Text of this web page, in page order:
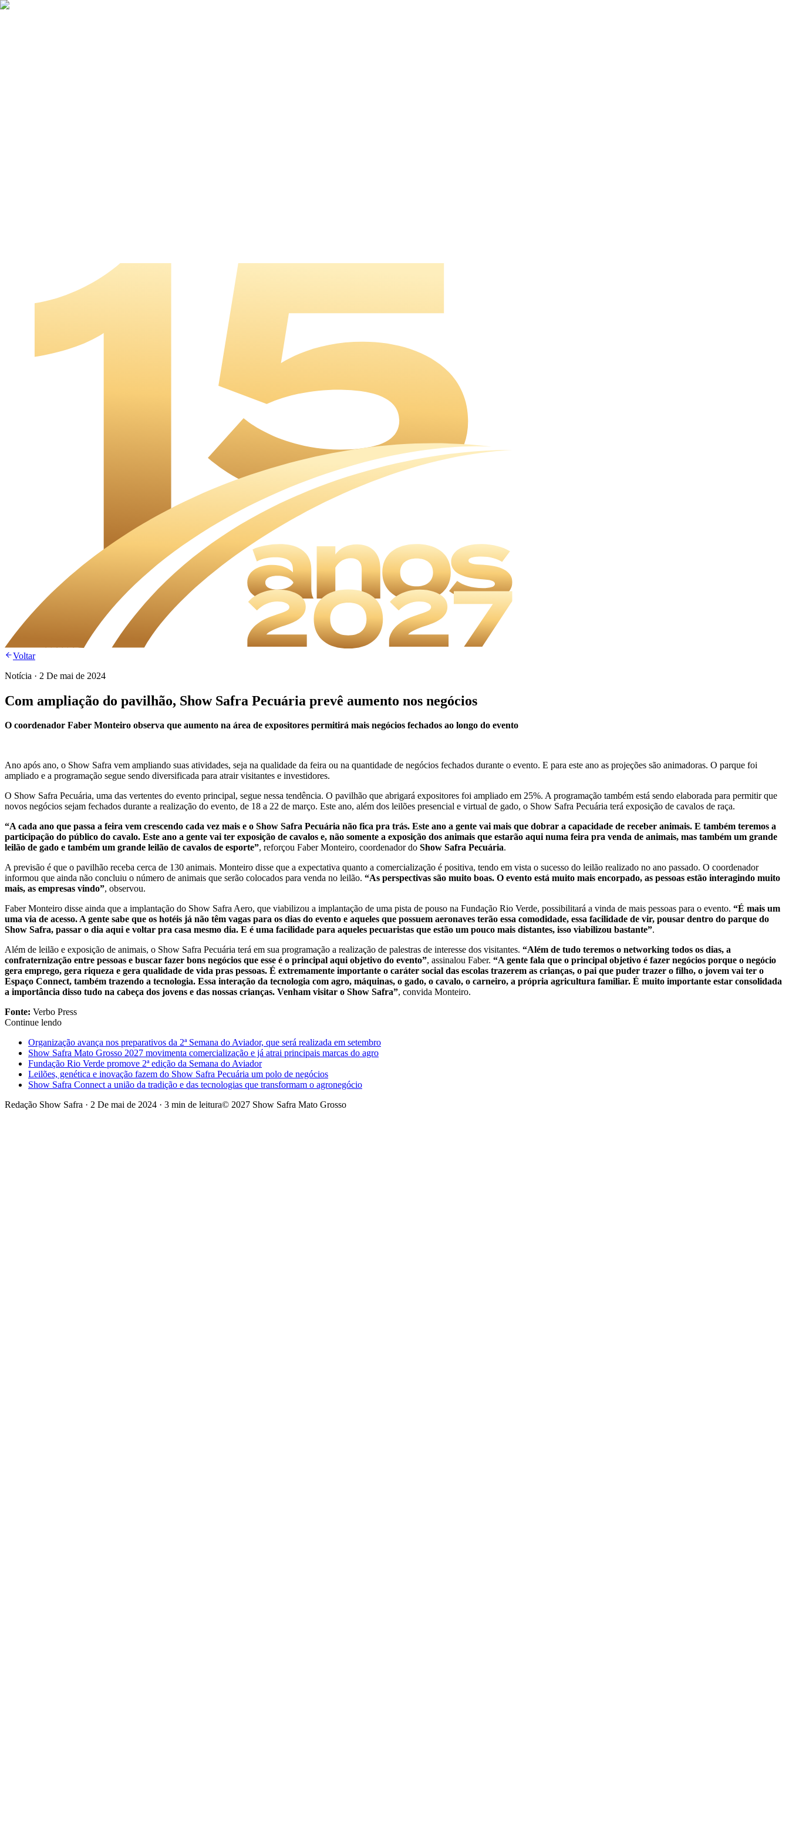
Voltar
Notícia · 2 De mai de 2024
Com ampliação do pavilhão, Show Safra Pecuária prevê aumento nos negócios
O coordenador Faber Monteiro observa que aumento na área de expositores permitirá mais negócios fechados ao longo do evento
Ano após ano, o Show Safra vem ampliando suas atividades, seja na qualidade da feira ou na quantidade de negócios fechados durante o evento. E para este ano as projeções são animadoras. O parque foi
ampliado e a programação segue sendo diversificada para atrair visitantes e investidores.
O Show Safra Pecuária, uma das vertentes do evento principal, segue nessa tendência. O pavilhão que abrigará expositores foi ampliado em 25%. A programação também está sendo elaborada para permitir que
novos negócios sejam fechados durante a realização do evento, de 18 a 22 de março. Este ano, além dos leilões presencial e virtual de gado, o Show Safra Pecuária terá exposição de cavalos de raça.
“A cada ano que passa a feira vem crescendo cada vez mais e o Show Safra Pecuária não fica pra trás. Este ano a gente vai mais que dobrar a capacidade de receber animais. E também teremos a
participação do público do cavalo. Este ano a gente vai ter exposição de cavalos e, não somente a exposição dos animais que estarão aqui numa feira pra venda de animais, mas também um grande
leilão de gado e também um grande leilão de cavalos de esporte”, reforçou Faber Monteiro, coordenador do Show Safra Pecuária.
A previsão é que o pavilhão receba cerca de 130 animais. Monteiro disse que a expectativa quanto a comercialização é positiva, tendo em vista o sucesso do leilão realizado no ano passado. O coordenador
informou que ainda não concluiu o número de animais que serão colocados para venda no leilão. “As perspectivas são muito boas. O evento está muito mais encorpado, as pessoas estão interagindo muito
mais, as empresas vindo”, observou.
Faber Monteiro disse ainda que a implantação do Show Safra Aero, que viabilizou a implantação de uma pista de pouso na Fundação Rio Verde, possibilitará a vinda de mais pessoas para o evento. “É mais um
uma via de acesso. A gente sabe que os hotéis já não têm vagas para os dias do evento e aqueles que possuem aeronaves terão essa comodidade, essa facilidade de vir, pousar dentro do parque do
Show Safra, passar o dia aqui e voltar pra casa mesmo dia. E é uma facilidade para aqueles pecuaristas que estão um pouco mais distantes, isso viabilizou bastante”.
Além de leilão e exposição de animais, o Show Safra Pecuária terá em sua programação a realização de palestras de interesse dos visitantes. “Além de tudo teremos o networking todos os dias, a
confraternização entre pessoas e buscar fazer bons negócios que esse é o principal aqui objetivo do evento”, assinalou Faber. “A gente fala que o principal objetivo é fazer negócios porque o negócio
gera emprego, gera riqueza e gera qualidade de vida pras pessoas. É extremamente importante o caráter social das escolas trazerem as crianças, o pai que puder trazer o filho, o jovem vai ter o
Espaço Connect, também trazendo a tecnologia. Essa interação da tecnologia com agro, máquinas, o gado, o cavalo, o carneiro, a própria agricultura familiar. É muito importante estar consolidada
a importância disso tudo na cabeça dos jovens e das nossas crianças. Venham visitar o Show Safra”, convida Monteiro.
Fonte: Verbo Press
Continue lendo
Organização avança nos preparativos da 2ª Semana do Aviador, que será realizada em setembro
Show Safra Mato Grosso 2027 movimenta comercialização e já atrai principais marcas do agro
Fundação Rio Verde promove 2ª edição da Semana do Aviador
Leilões, genética e inovação fazem do Show Safra Pecuária um polo de negócios
Show Safra Connect a união da tradição e das tecnologias que transformam o agronegócio
Redação Show Safra · 2 De mai de 2024 · 3 min de leitura© 2027 Show Safra Mato Grosso